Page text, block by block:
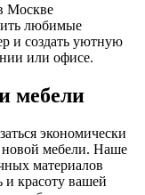
Москве
любимые
и создать уютную
или офисе.
мебели
экономически
новой мебели. Наше
материалов
и красоту вашей